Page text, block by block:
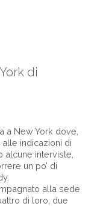
di
a New York dove,
alle indicazioni di
alcune interviste,
un po’ di
alla sede
di loro, due